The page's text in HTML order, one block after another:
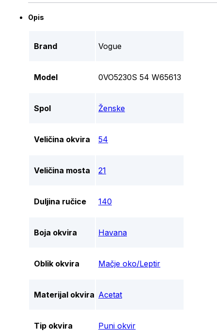
Opis
Brand Vogue
Model 0VO5230S 54 W65613
Spol Ženske
Veličina okvira 54
Veličina mosta 21
Duljina ručice 140
Boja okvira Havana
Oblik okvira Mačje oko/Leptir
Materijal okvira Acetat
Tip okvira Puni okvir